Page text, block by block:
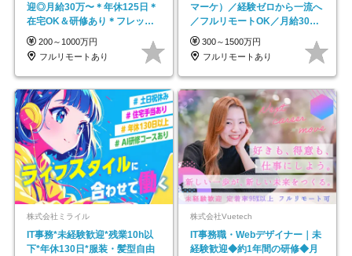
迎◎⽉給30万〜＊年休125⽇＊
在宅OK＆研修あり＊フレック
ス
200～1000万円
フルリモートあり
マーケ）／経験ゼロから一流へ
／フルリモートOK／月給30万
円～／年休130日以上
300～1500万円
フルリモートあり
株式会社ミライル
IT事務*未経験歓迎*残業10h以
下*年休130日*服装・髪型自由
株式会社Vuetech
IT事務職・Webデザイナー｜未
経験歓迎◆約1年間の研修◆月